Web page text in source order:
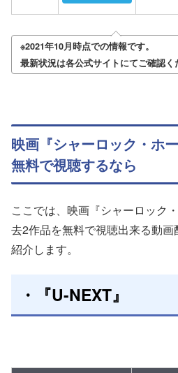
※2021年10月時点での情報です。
最新状況は各公式サイトにてご確認く
映画『シャーロック・ホ
無料で視聴するなら
ここでは、映画『シャーロック
去2作品を無料で視聴出来る動
紹介します。
・『U-NEXT』